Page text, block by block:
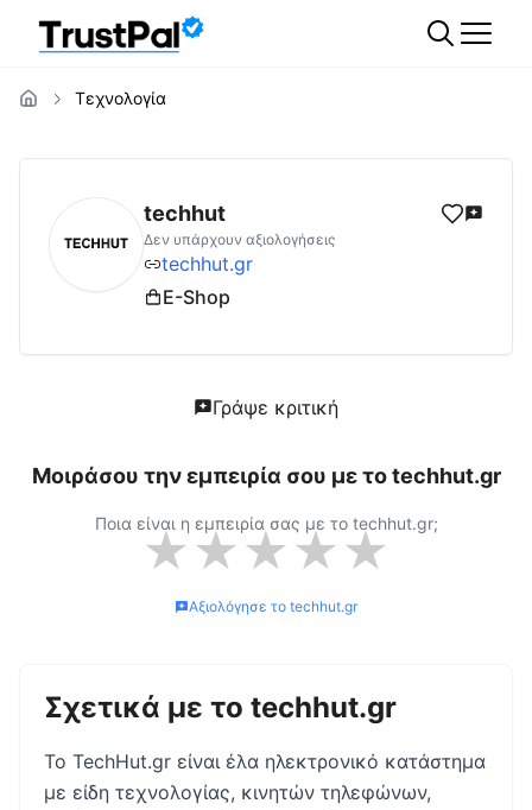
Τεχνολογία
techhut.gr Αξιολογήσεις | Δες
techhut
Δεν υπάρχουν αξιολογήσεις
techhut.gr
E-Shop
Γράψε κριτική
Μοιράσου την εμπειρία σου με τοtechhut.gr
Ποια είναι η εμπειρία σας με το techhut.gr;
★★★★★
Αξιολόγησε το techhut.gr
Σχετικά με το techhut.gr
Το TechHut.gr είναι έλα ηλεκτρονικό κατάστημα
με είδη τεχνολογίας, κινητών τηλεφώνων,